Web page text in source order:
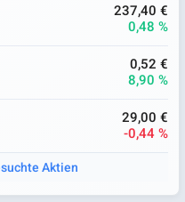
237,40 €
0,48 %
0,52 €
8,90 %
29,00 €
-0,44 %
Aktien